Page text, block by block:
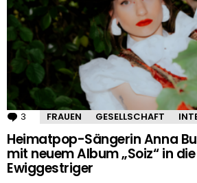
3 Kommentare
FRAUEN GESELLSCHAFT
Heimatpop-Sängerin Anna
mit neuem Album „Soiz“ in
Ewiggestriger